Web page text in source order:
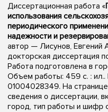
Диссертационная работа «
использования
периодического
надежности и
автор — Лисунов, Евгений
докторская диссертация
Работа подготовлена в
Объем работы: 459 с. : ил..
01004028349. На
сведения о диссертации,
город, тип работы и шифр